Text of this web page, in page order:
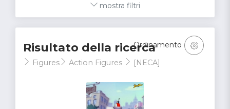
mostra filtri
Risultato della ricerca
Figures Action Figures [NECA]
Ordinamento